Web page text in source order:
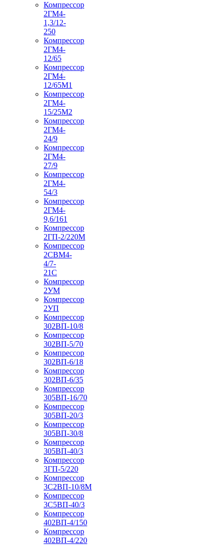
Компрессор
2ГМ4-
1,3/12-
250
Компрессор
2ГМ4-
12/65
Компрессор
2ГМ4-
12/65М1
Компрессор
2ГМ4-
15/25М2
Компрессор
2ГМ4-
24/9
Компрессор
2ГМ4-
27/9
Компрессор
2ГМ4-
54/3
Компрессор
2ГМ4-
9,6/161
Компрессор
2ГП-2/220М
Компрессор
2СВМ4-
4/7-
21С
Компрессор
2УМ
Компрессор
2УП
Компрессор
302ВП-10/8
Компрессор
302ВП-5/70
Компрессор
302ВП-6/18
Компрессор
302ВП-6/35
Компрессор
305ВП-16/70
Компрессор
305ВП-20/3
Компрессор
305ВП-30/8
Компрессор
305ВП-40/3
Компрессор
3ГП-5/220
Компрессор
3С2ВП-10/8М
Компрессор
3С5ВП-40/3
Компрессор
402ВП-4/150
Компрессор
402ВП-4/220